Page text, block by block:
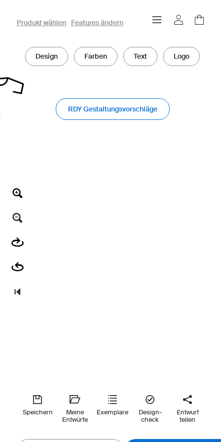
owayo 3D-Konfigurator
Produkt wählen Features ändern
Design Farben Text Logo
RDY Gestaltungsvorschläge
Speichern
Meine
Entwürfe
Exemplare
Design-
check
Entwurf
teilen